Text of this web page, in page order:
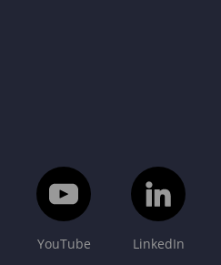
YouTube LinkedIn